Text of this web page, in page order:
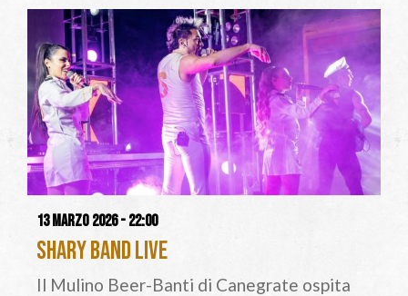
13 marzo 2026 - 22:00
Shary Band Live
Il Mulino Beer-Banti di Canegrate ospita